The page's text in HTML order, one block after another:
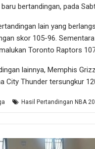
bertandingan, pada
lain yang
skor 105-96.
Toronto Raptors
lainnya, Memphis
City Thunder tersungkur
Hasil Pertandingan NBA